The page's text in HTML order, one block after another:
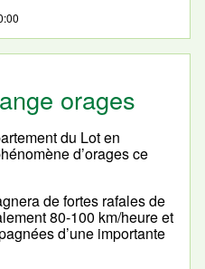
orages
du Lot en
d’orages ce
de fortes rafales de
80-100 km/heure et
d’une importante